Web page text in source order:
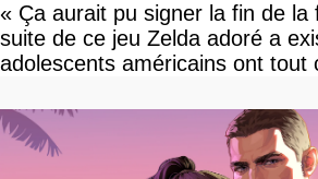
« Ça aurait pu signer la fin de la
suite de ce jeu Zelda adoré a
adolescents américains ont tout